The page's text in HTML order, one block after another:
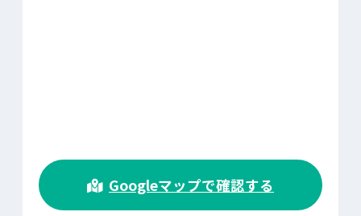
Googleマップで確認する